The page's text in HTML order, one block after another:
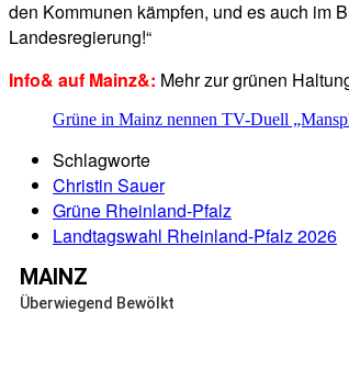
den Kommunen kämpfen, und es auch im
Landesregierung!“
Info& auf Mainz&: Mehr zur grünen
Grüne in Mainz nennen TV-Duell
Schlagworte
Christin Sauer
Grüne Rheinland-Pfalz
Landtagswahl Rheinland-Pfalz 2026
MAINZ
Überwiegend Bewölkt